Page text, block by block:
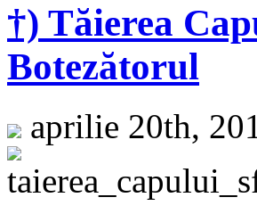
†) Tăierea
Botezătorul
aprilie 20th,